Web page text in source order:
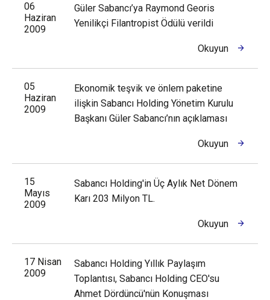
06
Haziran
2009
Güler Sabancı’ya Raymond Georis
Yenilikçi Filantropist Ödülü verildi
Okuyun
05
Haziran
2009
Ekonomik teşvik ve önlem paketine
ilişkin Sabancı Holding Yönetim Kurulu
Başkanı Güler Sabancı’nın açıklaması
Okuyun
15
Mayıs
2009
Sabancı Holding'in Üç Aylık Net Dönem
Karı 203 Milyon TL.
Okuyun
17 Nisan
2009
Sabancı Holding Yıllık Paylaşım
Toplantısı, Sabancı Holding CEO'su
Ahmet Dördüncü'nün Konuşması